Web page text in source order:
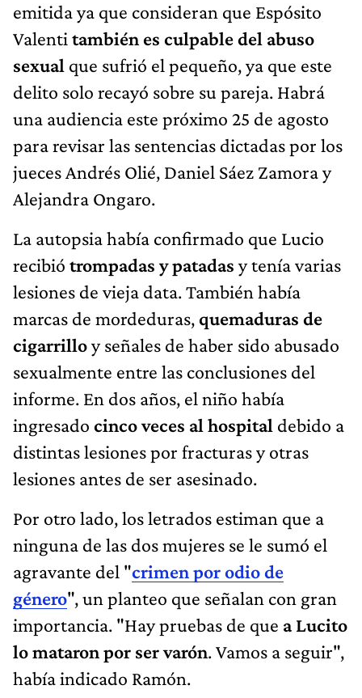
emitida ya que consideran que Espósito
Valenti también es culpable del abuso
sexual que sufrió el pequeño, ya que este
delito solo recayó sobre su pareja. Habrá
una audiencia este próximo 25 de agosto
para revisar las sentencias dictadas por los
jueces Andrés Olié, Daniel Sáez Zamora y
Alejandra Ongaro.
La autopsia había confirmado que Lucio
recibió trompadas y patadas y tenía varias
lesiones de vieja data. También había
marcas de mordeduras, quemaduras de
cigarrilloy señales de haber sido abusado
sexualmente entre las conclusiones del
informe. En dos años, el niño había
ingresado cinco veces al hospital debido a
distintas lesiones por fracturas y otras
lesiones antes de ser asesinado.
Por otro lado, los letrados estiman que a
ninguna de las dos mujeres se le sumó el
agravante del "crimen por odio de
género", un planteo que señalan con gran
importancia. "Hay pruebas de que a Lucito
lo mataron por ser varón. Vamos a seguir",
había indicado Ramón.